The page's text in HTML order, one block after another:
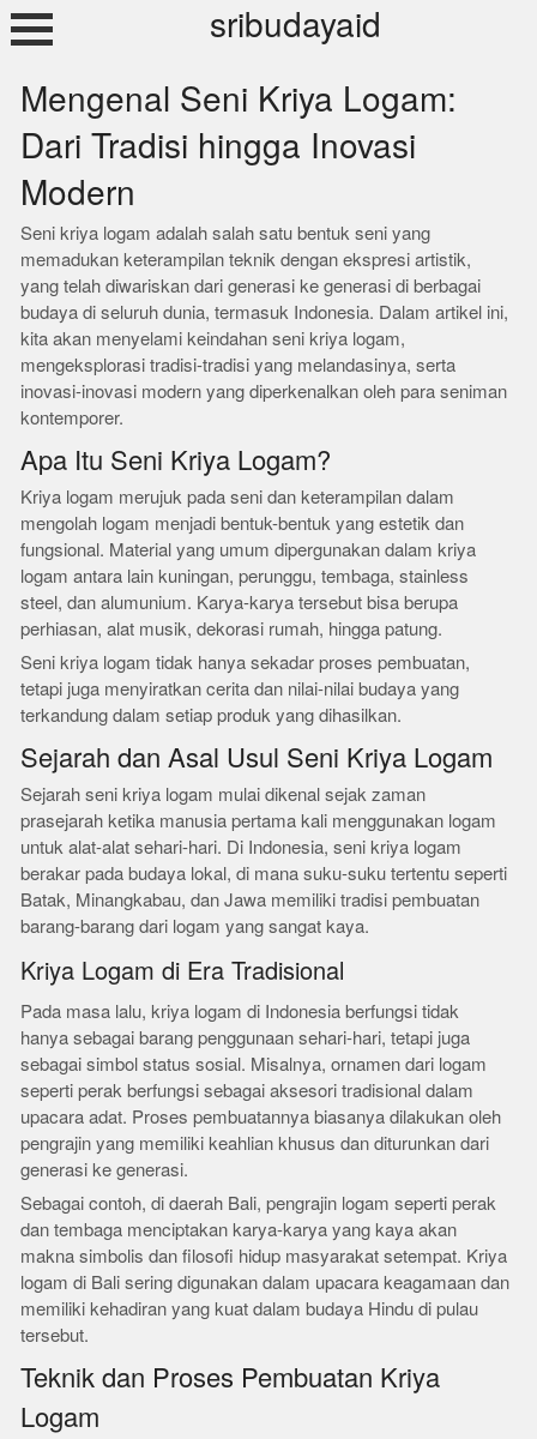
Skip
to
sribudayaid
Mengenal Seni Kriya Logam:
Dari Tradisi hingga Inovasi
Modern
Seni kriya logam adalah salah satu bentuk seni yang
memadukan keterampilan teknik dengan ekspresi artistik,
yang telah diwariskan dari generasi ke generasi di berbagai
budaya di seluruh dunia, termasuk Indonesia. Dalam artikel ini,
kita akan menyelami keindahan seni kriya logam,
mengeksplorasi tradisi-tradisi yang melandasinya, serta
inovasi-inovasi modern yang diperkenalkan oleh para seniman
kontemporer.
Apa Itu Seni Kriya Logam?
Kriya logam merujuk pada seni dan keterampilan dalam
mengolah logam menjadi bentuk-bentuk yang estetik dan
fungsional. Material yang umum dipergunakan dalam kriya
logam antara lain kuningan, perunggu, tembaga, stainless
steel, dan alumunium. Karya-karya tersebut bisa berupa
perhiasan, alat musik, dekorasi rumah, hingga patung.
Seni kriya logam tidak hanya sekadar proses pembuatan,
tetapi juga menyiratkan cerita dan nilai-nilai budaya yang
terkandung dalam setiap produk yang dihasilkan.
Sejarah dan Asal Usul Seni Kriya Logam
Sejarah seni kriya logam mulai dikenal sejak zaman
prasejarah ketika manusia pertama kali menggunakan logam
untuk alat-alat sehari-hari. Di Indonesia, seni kriya logam
berakar pada budaya lokal, di mana suku-suku tertentu seperti
Batak, Minangkabau, dan Jawa memiliki tradisi pembuatan
barang-barang dari logam yang sangat kaya.
Kriya Logam di Era Tradisional
Pada masa lalu, kriya logam di Indonesia berfungsi tidak
hanya sebagai barang penggunaan sehari-hari, tetapi juga
sebagai simbol status sosial. Misalnya, ornamen dari logam
seperti perak berfungsi sebagai aksesori tradisional dalam
upacara adat. Proses pembuatannya biasanya dilakukan oleh
pengrajin yang memiliki keahlian khusus dan diturunkan dari
generasi ke generasi.
Sebagai contoh, di daerah Bali, pengrajin logam seperti perak
dan tembaga menciptakan karya-karya yang kaya akan
makna simbolis dan filosofi hidup masyarakat setempat. Kriya
logam di Bali sering digunakan dalam upacara keagamaan dan
memiliki kehadiran yang kuat dalam budaya Hindu di pulau
tersebut.
Teknik dan Proses Pembuatan Kriya
Logam